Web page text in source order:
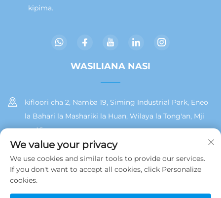
kipima.
WASILIANA NASI
kifloori cha 2, Namba 19, Siming Industrial Park, Eneo
la Bahari la Mashariki la Huan, Wilaya la Tong'an, Mji
wa Xiamen
+86 13215929911
[email protected]
We value your privacy
We use cookies and similar tools to provide our services.
If you don't want to accept all cookies, click Personalize
cookies.